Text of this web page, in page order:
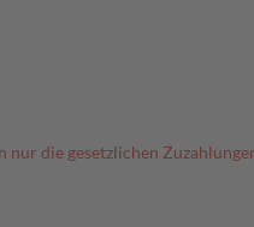
nur die gesetzlichen